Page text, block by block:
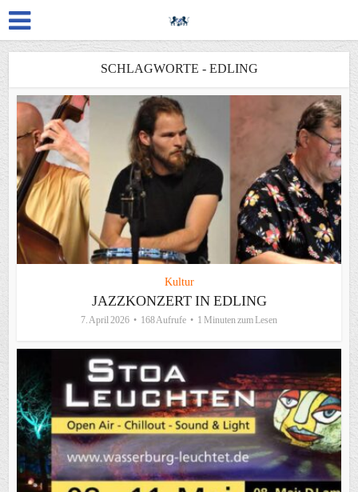
SCHLAGWORTE - EDLING
Kultur
JAZZKONZERT IN EDLING
7. April 2026 168 Aufrufe 1 Minuten zum Lesen